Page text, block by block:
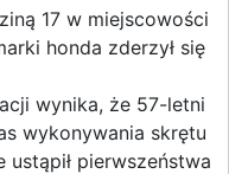
17 w miejscowości
honda zderzył się
wynika, że 57-letni
wykonywania skrętu
pierwszeństwa